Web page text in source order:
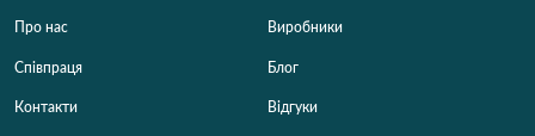
Про нас
Співпраця
Контакти
Виробники
Блог
Відгуки